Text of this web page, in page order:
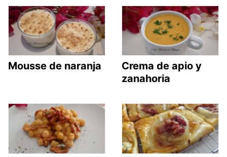
Mousse de naranja
Crema de apio y
zanahoria